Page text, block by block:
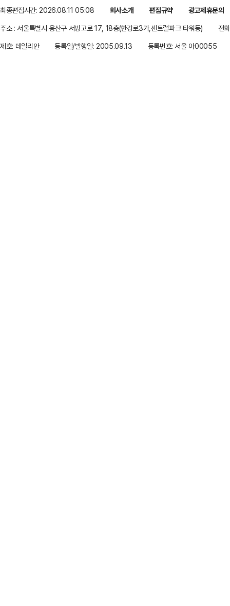
최종편집시간: 2026.08.11 05:08 회사소개 편집규약
광고제휴문의
주소 : 서울특별시 용산구 서빙고로 17, 18층(한강로3가,센트럴파크 타워동)
전
제호: 데일리안
등록일/발행일: 2005.09.13 등록번호: 서울 아00055